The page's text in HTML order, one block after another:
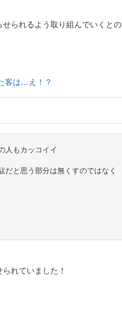
られるよう取り組んでいくとの
客は…え！？
人もカッコイイ
と思う部分は無くすのではなく
れていました！